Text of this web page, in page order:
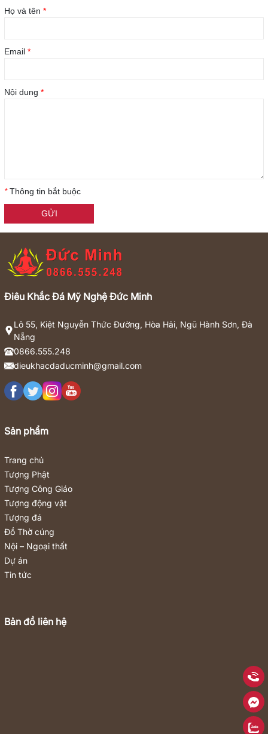
Họ và tên *
Email *
Nội dung *
*Thông tin bắt buộc
GỬI
Điêu Khắc Đá Mỹ Nghệ Đức Minh
Lô 55, Kiệt Nguyễn Thức Đường, Hòa Hải, Ngũ Hành Sơn, Đà
Nẵng
0866.555.248
dieukhacdaducminh@gmail.com
Sản phẩm
Trang chủ
Tượng Phật
Tượng Công Giáo
Tượng động vật
Tượng đá
Đồ Thờ cúng
Nội – Ngoại thất
Dự án
Tin tức
Bản đồ liên hệ